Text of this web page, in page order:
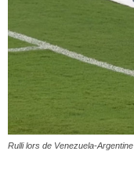
Rulli lors de Venezuela-Argentine